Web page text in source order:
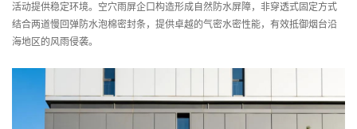
活动提供稳定环境。空穴雨屏企口构造形成自然防水屏障，非穿透式固定方式
结合两道慢回弹防水泡棉密封条，提供卓越的气密水密性能，有效抵御烟台沿
海地区的风雨侵袭。